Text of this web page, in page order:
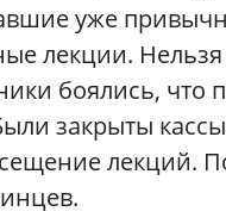
уже
лекции.
боялись, что
закрыты
лекций.